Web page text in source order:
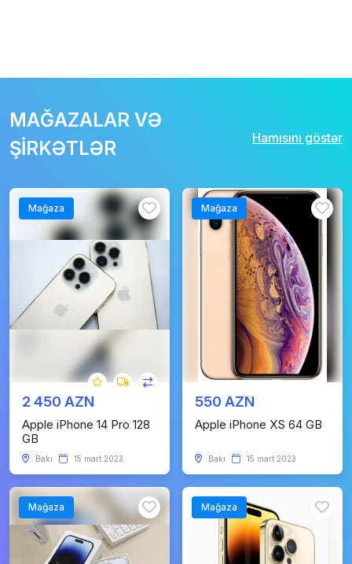
MAĞAZALAR VƏ
ŞİRKƏTLƏR
Hamısını göstər
Mağaza
2 450 AZN
Apple iPhone 14 Pro 128
GB
Bakı 15 mart 2023
Mağaza
550 AZN
Apple iPhone XS 64 GB
Bakı 15 mart 2023
Mağaza Mağaza